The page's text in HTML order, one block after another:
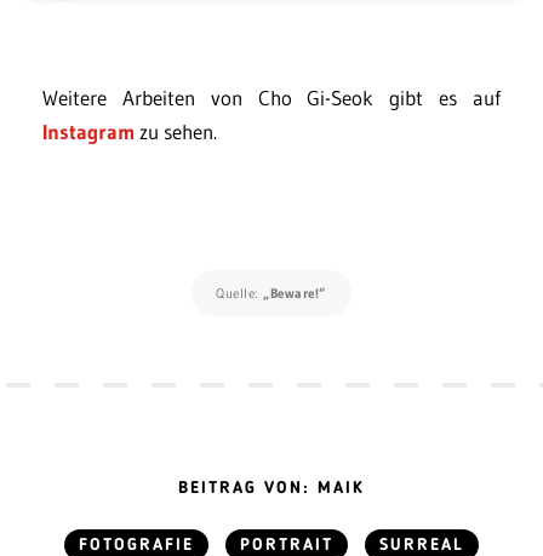
Weitere Arbeiten von Cho Gi-Seok gibt es auf
Instagram zu sehen.
Quelle: „Beware!“
BEITRAG VON: MAIK
FOTOGRAFIE PORTRAIT SURREAL